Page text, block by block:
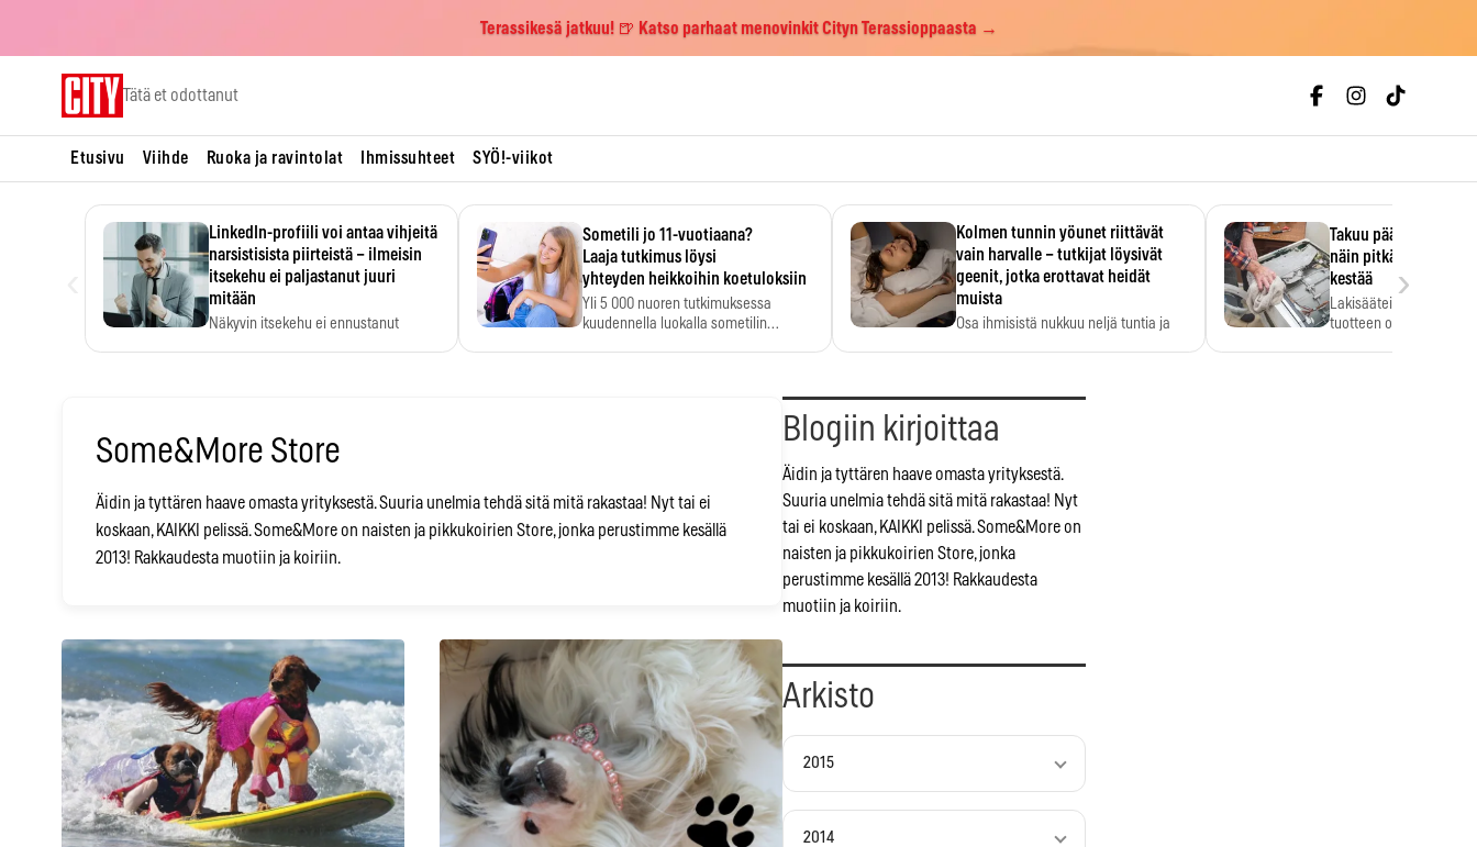
Terassikesä jatkuu! 🍺 Katso parhaat menovinkit Cityn Terassioppaasta →
Tätä et odottanut
Etusivu Viihde Ruoka ja ravintolat Ihmissuhteet SYÖ!-viikot
LinkedIn-profiili voi antaa vihjeitä
narsistisista piirteistä – ilmeisin
itsekehu ei paljastanut juuri
mitään
Näkyvin itsekehu ei ennustanut
Sometili jo 11-vuotiaana?
Laaja tutkimus löysi
yhteyden heikkoihin koetuloksiin
Yli 5 000 nuoren tutkimuksessa
kuudennella luokalla sometilin…
Kolmen tunnin yöunet riittävät
vain harvalle – tutkijat löysivät
geenit, jotka erottavat heidät
muista
Osa ihmisistä nukkuu neljä tuntia ja
Takuu päättyi,
näin pitkään
kestää
Lakisääteinen
tuotteen oletetun
›
Some&More Store
Äidin ja tyttären haave omasta yrityksestä. Suuria unelmia tehdä sitä mitä rakastaa! Nyt tai ei
koskaan, KAIKKI pelissä. Some&More on naisten ja pikkukoirien Store, jonka perustimme kesällä
2013! Rakkaudesta muotiin ja koiriin.
Blogiin kirjoittaa
Äidin ja tyttären haave omasta yrityksestä.
Suuria unelmia tehdä sitä mitä rakastaa! Nyt
tai ei koskaan, KAIKKI pelissä. Some&More on
naisten ja pikkukoirien Store, jonka
perustimme kesällä 2013! Rakkaudesta
muotiin ja koiriin.
Arkisto
2015
2014